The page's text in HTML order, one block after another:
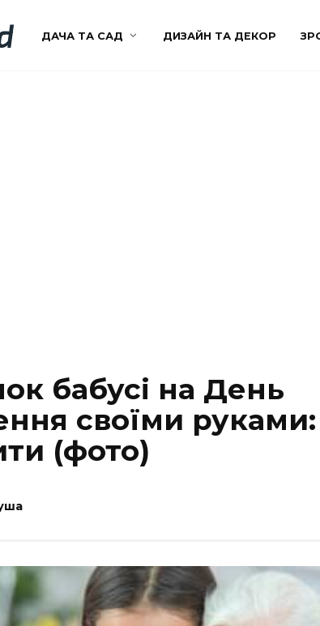
ДАЧА ТА САД ДИЗАЙН ТА ДЕКОР
бабусі на День
своїми руками:
(фото)